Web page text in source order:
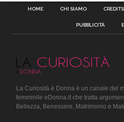
HOME CHI SIAMO CREDITS
PUBBLICITÀ
La Curiosità è Donna è un canale del
femminile eDonna.it che tratta
Bellezza, Benessere, Matrimonio e